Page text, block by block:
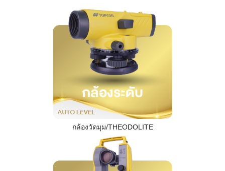
กล้องวัดมุม/THEODOLITE